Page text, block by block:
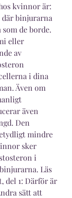
kvinnor är:
binjurarna
de borde.
eller
av
i dina
Även om
även
Den
mindre
sker
i
Läs
del 1: Därför är
sätt att